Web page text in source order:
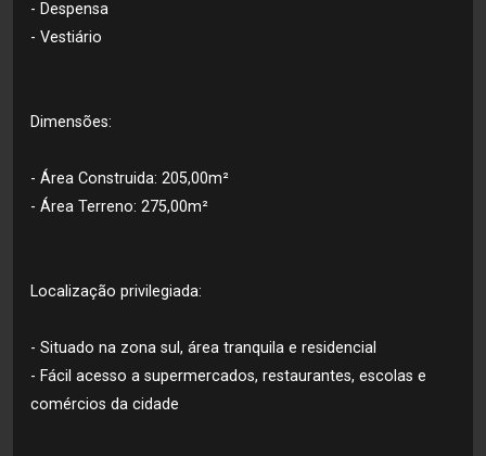
- Despensa
- Vestiário
Dimensões:
- Área Construida: 205,00m²
- Área Terreno: 275,00m²
Localização privilegiada:
- Situado na zona sul, área tranquila e residencial
- Fácil acesso a supermercados, restaurantes, escolas e
comércios da cidade